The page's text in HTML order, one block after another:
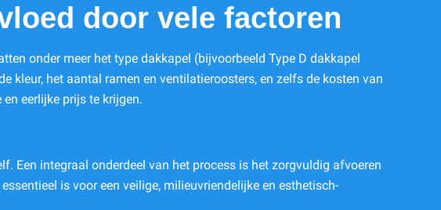
door vele factoren
onder meer het type dakkapel (bijvoorbeeld Type D dakkapel
kleur, het aantal ramen en ventilatieroosters, en zelfs de kosten van
eerlijke prijs te krijgen.
Een integraal onderdeel van het process is het zorgvuldig afvoeren
is voor een veilige, milieuvriendelijke en esthetisch-